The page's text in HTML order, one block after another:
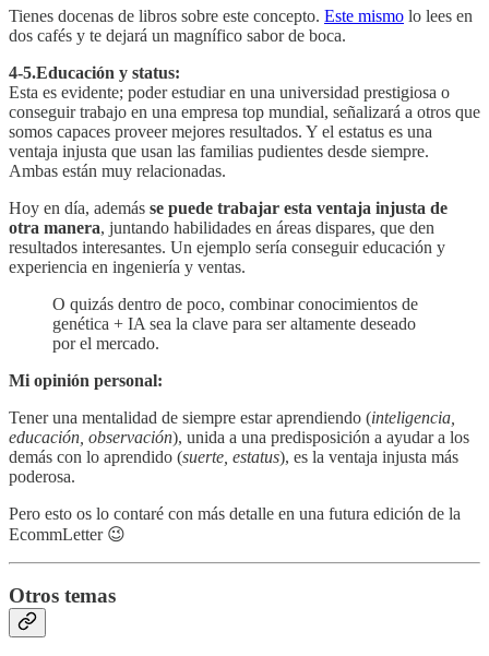
Tienes docenas de libros sobre este concepto. Este mismo lo lees en
dos cafés y te dejará un magnífico sabor de boca.
4-5.Educación y status:
Esta es evidente; poder estudiar en una universidad prestigiosa o
conseguir trabajo en una empresa top mundial, señalizará a otros que
somos capaces proveer mejores resultados. Y el estatus es una
ventaja injusta que usan las familias pudientes desde siempre.
Ambas están muy relacionadas.
Hoy en día, además se puede trabajar esta ventaja injusta de
otra manera, juntando habilidades en áreas dispares, que den
resultados interesantes. Un ejemplo sería conseguir educación y
experiencia en ingeniería y ventas.
O quizás dentro de poco, combinar conocimientos de
genética + IA sea la clave para ser altamente deseado
por el mercado.
Mi opinión personal:
Tener una mentalidad de siempre estar aprendiendo (inteligencia,
educación, observación), unida a una predisposición a ayudar a los
demás con lo aprendido (suerte, estatus), es la ventaja injusta más
poderosa.
Pero esto os lo contaré con más detalle en una futura edición de la
EcommLetter 😉
Otros temas